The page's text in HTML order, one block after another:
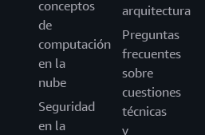
conceptos
de
computación
en la
nube
Seguridad
en la
arquitectura
Preguntas
frecuentes
sobre
cuestiones
técnicas
y